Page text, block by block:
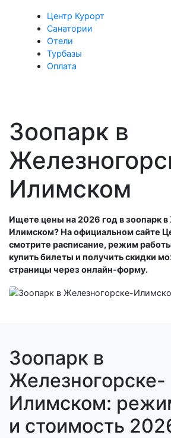
Центр Курорт
Санатории
Отели
Турбазы
Оплата
Зоопарк в
Илимском
Ищете цены на 2026 год в зоопарк
Илимском? На официальном сайте
смотрите расписание, режим
купить билеты и получить скидки
страницы через онлайн-форму.
Зоопарк в
Железногорске-
Илимском:
и стоимость